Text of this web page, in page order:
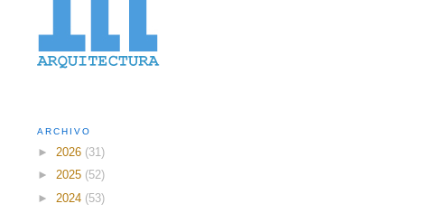
ARCHIVO
►2026 (31)
►2025 (52)
► 2024 (53)